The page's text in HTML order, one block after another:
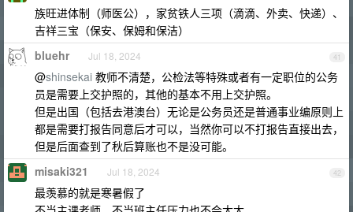
族旺进体制（师医公），家贫铁人三项（滴滴、外卖、快递）、
吉祥三宝（保安、保姆和保洁）
41
bluehr Jul 18, 2024
@shinsekai 教师不清楚，公检法等特殊或者有一定职位的公务
员是需要上交护照的，其他的基本不用上交护照。
但是出国（包括去港澳台）无论是公务员还是普通事业编原则上
都是需要打报告同意后才可以，当然你可以不打报告直接出去，
但是后面查到了秋后算账也不是没可能。
42
misaki321 Jul 18, 2024
最羡慕的就是寒暑假了